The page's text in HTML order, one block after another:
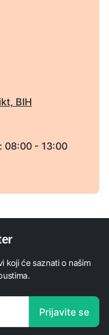
BIH
08:00 - 13:00
koji će saznati o našim
Prijavite se